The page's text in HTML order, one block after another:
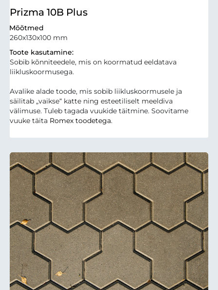
Prizma 10B Plus
Mõõtmed
260x130x100 mm
Toote kasutamine:
Sobib kõnniteedele, mis on koormatud eeldatava
liikluskoormusega.
Avalike alade toode, mis sobib liikluskoormusele ja
säilitab „vaikse“ katte ning esteetiliselt meeldiva
välimuse. Tuleb tagada vuukide täitmine. Soovitame
vuuke täita Romex toodetega.